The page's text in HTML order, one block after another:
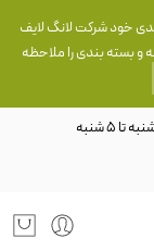
خود شرکت لانگ لایف
بسته بندی را ملاحظه